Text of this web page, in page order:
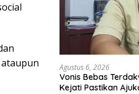
Agustus 6, 2026
Vonis Bebas
Kejati Pastikan